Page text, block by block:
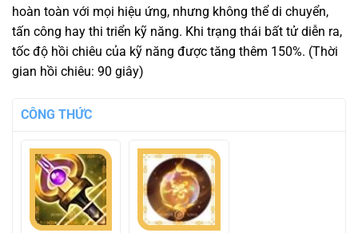
hoàn toàn với mọi hiệu ứng, nhưng không thể di chuyển,
tấn công hay thi triển kỹ năng. Khi trạng thái bất tử diễn ra,
tốc độ hồi chiêu của kỹ năng được tăng thêm 150%. (Thời
gian hồi chiêu: 90 giây)
CÔNG THỨC